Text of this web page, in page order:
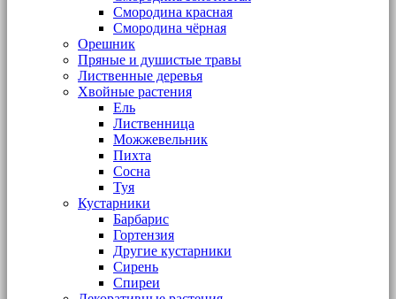
Смородина красная
Смородина чёрная
Орешник
Пряные и душистые травы
Лиственные деревья
Хвойные растения
Ель
Лиственница
Можжевельник
Пихта
Сосна
Туя
Кустарники
Барбарис
Гортензия
Другие кустарники
Сирень
Спиреи